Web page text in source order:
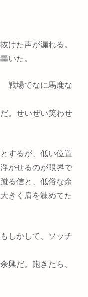
けた声が漏れる。
いた。
戦場でなに馬鹿な
。せいぜい笑わせ
するが、低い位置
かせるのが限界で
る信と、低俗な余
きく肩を竦めてた
しかして、ソッチ
興だ。飽きたら、